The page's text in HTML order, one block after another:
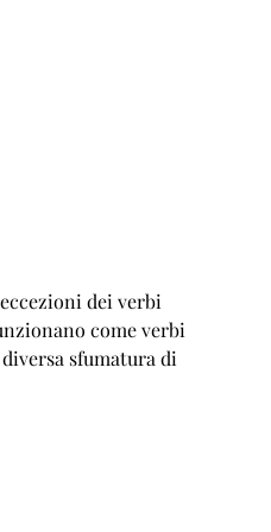
dei verbi
come verbi
sfumatura di